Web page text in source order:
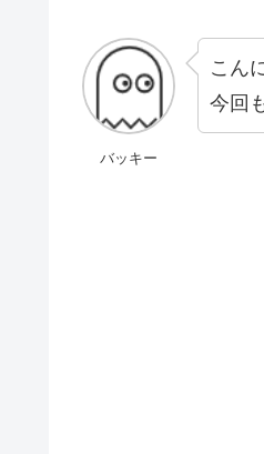
バッキー
こん
今回